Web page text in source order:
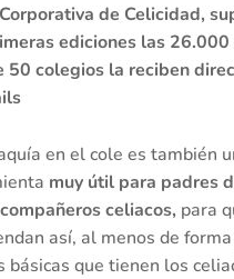
de Celicidad,
ediciones las 26.000
50 colegios la reciben
en el cole es también
muy útil para padres
celiacos, para
así, al menos de
básicas que tienen los